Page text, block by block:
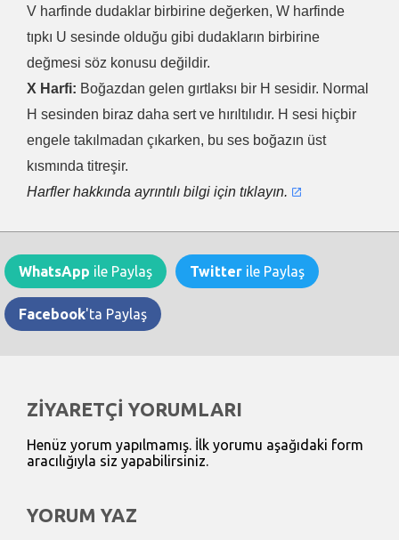
V harfinde dudaklar birbirine değerken, W harfinde
tıpkı U sesinde olduğu gibi dudakların birbirine
değmesi söz konusu değildir.
X Harfi: Boğazdan gelen gırtlaksı bir H sesidir. Normal
H sesinden biraz daha sert ve hırıltılıdır. H sesi hiçbir
engele takılmadan çıkarken, bu ses boğazın üst
kısmında titreşir.
Harfler hakkında ayrıntılı bilgi için tıklayın.
WhatsApp ile Paylaş Twitter ile Paylaş
Facebook'ta Paylaş
ZİYARETÇİ YORUMLARI
Henüz yorum yapılmamış. İlk yorumu aşağıdaki form
aracılığıyla siz yapabilirsiniz.
YORUM YAZ